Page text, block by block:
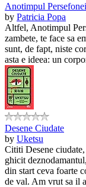
Anotimpul Persefonei
by Patricia Popa
Altfel, Anotimpul
zambete, te face sa
sunt, de fapt, niste
asta e ideea: un
Desene Ciudate
by Uketsu
Cititi Desene
ghicit
din start ceva foarte
de val. Am vrut sa il